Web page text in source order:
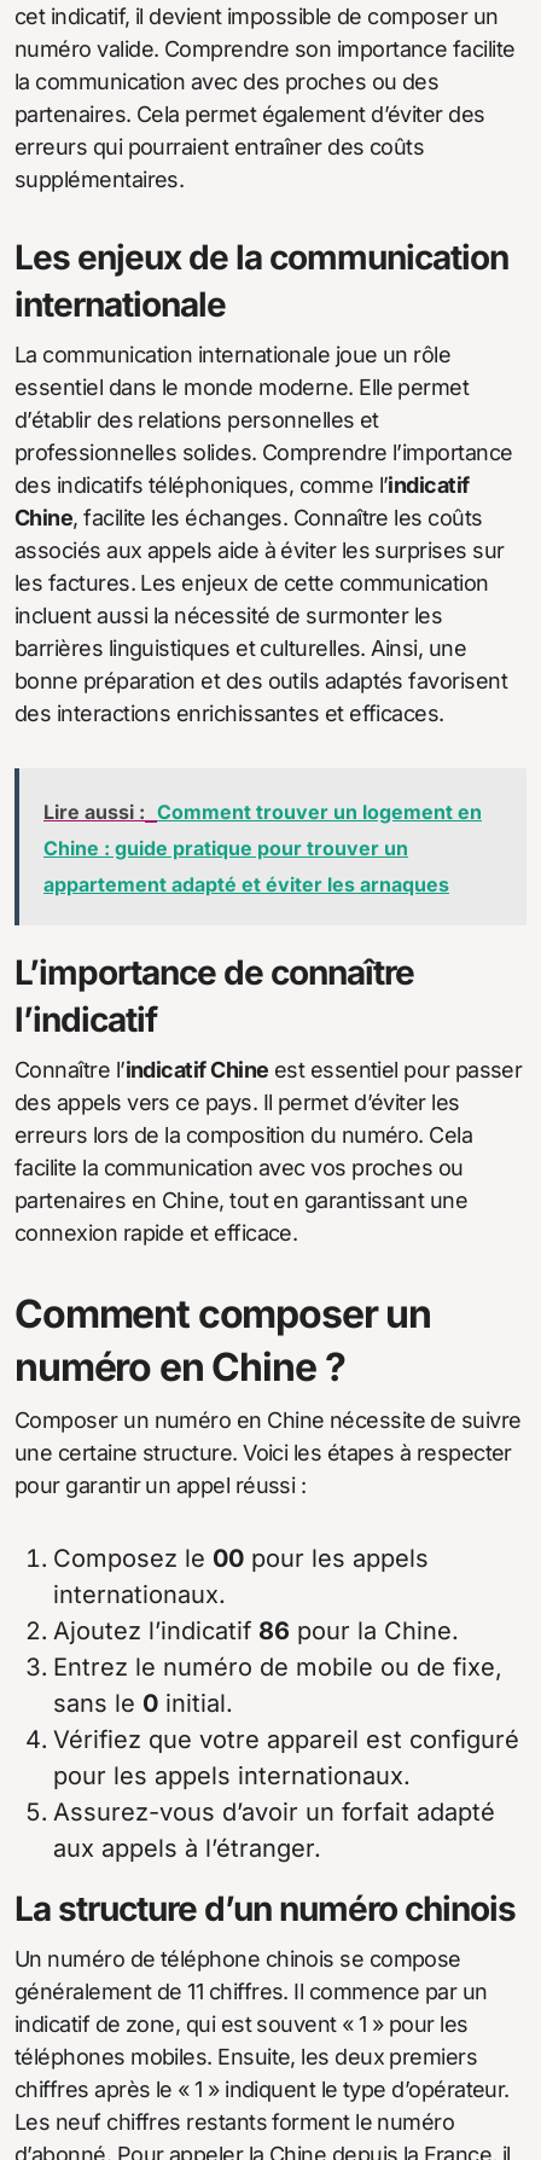
cet indicatif, il devient impossible de composer un
numéro valide. Comprendre son importance facilite
la communication avec des proches ou des
partenaires. Cela permet également d’éviter des
erreurs qui pourraient entraîner des coûts
supplémentaires.
Les enjeux de la communication
internationale
La communication internationale joue un rôle
essentiel dans le monde moderne. Elle permet
d’établir des relations personnelles et
professionnelles solides. Comprendre l’importance
des indicatifs téléphoniques, comme l’indicatif
Chine, facilite les échanges. Connaître les coûts
associés aux appels aide à éviter les surprises sur
les factures. Les enjeux de cette communication
incluent aussi la nécessité de surmonter les
barrières linguistiques et culturelles. Ainsi, une
bonne préparation et des outils adaptés favorisent
des interactions enrichissantes et efficaces.
Lire aussi : Comment trouver un logement en
Chine : guide pratique pour trouver un
appartement adapté et éviter les arnaques
L’importance de connaître
l’indicatif
Connaître l’indicatif Chine est essentiel pour passer
des appels vers ce pays. Il permet d’éviter les
erreurs lors de la composition du numéro. Cela
facilite la communication avec vos proches ou
partenaires en Chine, tout en garantissant une
connexion rapide et efficace.
Comment composer un
numéro en Chine ?
Composer un numéro en Chine nécessite de suivre
une certaine structure. Voici les étapes à respecter
pour garantir un appel réussi :
Composez le 00 pour les appels
internationaux.
Ajoutez l’indicatif 86 pour la Chine.
Entrez le numéro de mobile ou de fixe,
sans le 0 initial.
Vérifiez que votre appareil est configuré
pour les appels internationaux.
Assurez-vous d’avoir un forfait adapté
aux appels à l’étranger.
La structure d’un numéro chinois
Un numéro de téléphone chinois se compose
généralement de 11 chiffres. Il commence par un
indicatif de zone, qui est souvent « 1 » pour les
téléphones mobiles. Ensuite, les deux premiers
chiffres après le « 1 » indiquent le type d’opérateur.
Les neuf chiffres restants forment le numéro
d’abonné. Pour appeler la Chine depuis la France, il